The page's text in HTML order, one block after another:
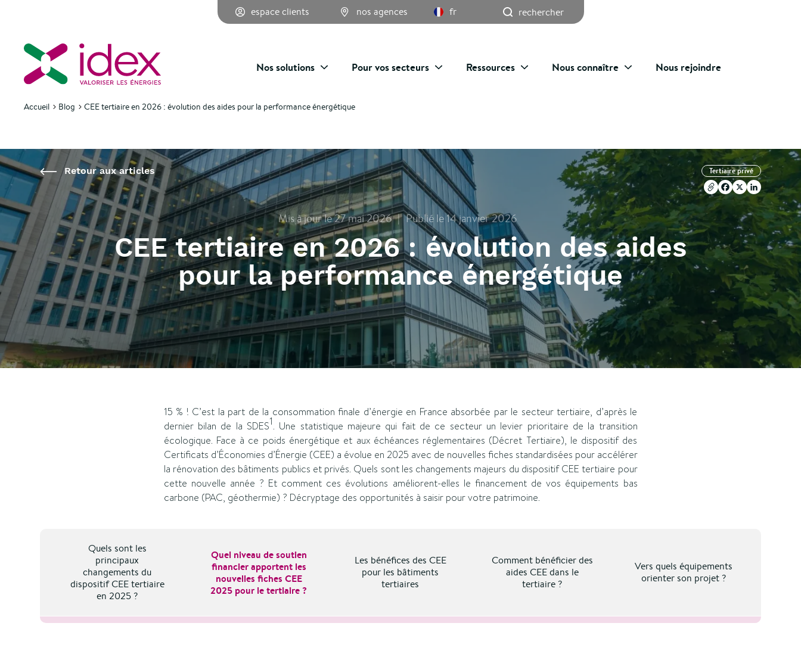
espace clients nos agences fr
Nos solutions Pour vos secteurs Ressources Nous connaître Nous rejoindre
Accueil Blog CEE tertiaire en 2026 : évolution des aides pour la performance énergétique
Retour aux articles Tertiaire privé
Copier l'url
Facebook
X LinkedIn
Mis à jour le 27 mai 2026 Publié le 14 janvier 2026
CEE tertiaire en 2026 : évolution des aides
pour la performance énergétique
Retour aux articles
Copier l'url
15 % ! C’est la part de la consommation finale d’énergie en France absorbée par le secteur tertiaire, d’après le
dernier bilan de la SDES1. Une statistique majeure qui fait de ce secteur un levier prioritaire de la transition
écologique. Face à ce poids énergétique et aux échéances réglementaires (Décret Tertiaire), le dispositif des
Certificats d’Économies d’Énergie (CEE) a évolue en 2025 avec de nouvelles fiches standardisées pour accélérer
la rénovation des bâtiments publics et privés. Quels sont les changements majeurs du dispositif CEE tertiaire pour
cette nouvelle année ? Et comment ces évolutions améliorent-elles le financement de vos équipements bas
carbone (PAC, géothermie) ? Décryptage des opportunités à saisir pour votre patrimoine.
Quels sont les
principaux
changements du
dispositif CEE tertiaire
en 2025 ?
Quel niveau de soutien
financier apportent les
nouvelles fiches CEE
2025 pour le tertiaire ?
Les bénéfices des CEE
pour les bâtiments
tertiaires
Comment bénéficier des
aides CEE dans le
tertiaire ?
Vers quels équipements
orienter son projet ?